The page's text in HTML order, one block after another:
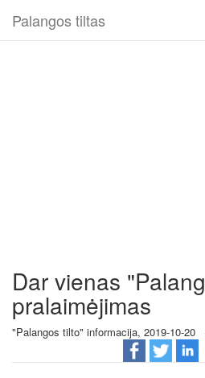
Palangos tiltas
Dar vienas
pralaimėjimas
"Palangos tilto" informacija, 2019-10-20